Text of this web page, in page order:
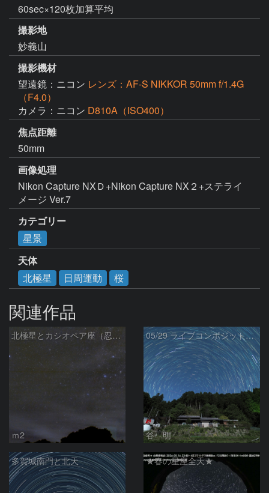
60sec×120枚加算平均
撮影地
妙義山
撮影機材
望遠鏡：ニコン レンズ：AF-S NIKKOR 50mm f/1.4G
（F4.0）
カメラ：ニコン D810A（ISO400）
焦点距離
50mm
画像処理
Nikon Capture NXＤ+Nikon Capture NX２+ステライ
メージ Ver.7
カテゴリー
星景
天体
北極星
日周運動 桜
関連作品
北極星とカシオペア座（忍び寄る秋）
ｍ2
05/29 ライブコンポジット試写
谷 明
多賀城南門と北天 ★春の星座全天★